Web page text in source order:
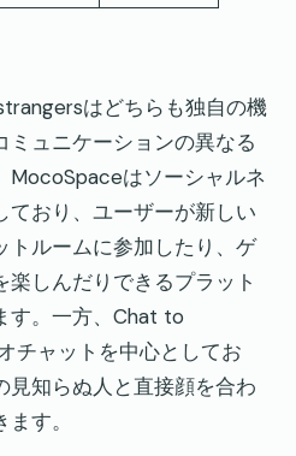
はどちらも独自の機
ュニケーションの異なる
MocoSpaceはソーシャルネ
ており、ユーザーが新しい
トルームに参加したり、ゲ
しんだりできるプラット
す。一方、Chat to
チャットを中心としてお
見知らぬ人と直接顔を合わ
す。